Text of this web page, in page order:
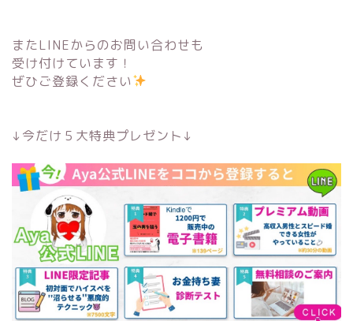
またLINEからのお問い合わせも
受け付けています！
ぜひご登録ください
↓今だけ５大特典プレゼント↓